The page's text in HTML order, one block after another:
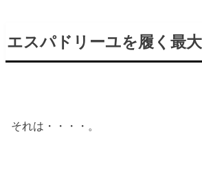
エスパドリーユを履く最大
それは・・・・。